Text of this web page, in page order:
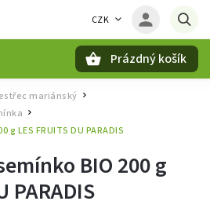
CZK
Prázdný košík
mariánský
/
LES FRUITS DU PARADIS
BIO 200 g
PARADIS